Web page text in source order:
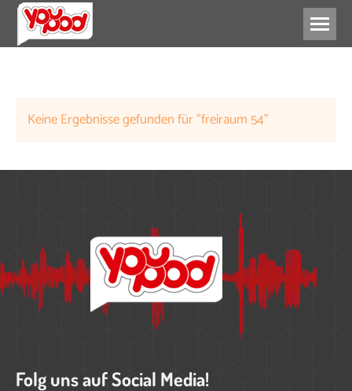
Keine Ergebnisse gefunden für "freiraum 54"
Folg uns auf Social Media!